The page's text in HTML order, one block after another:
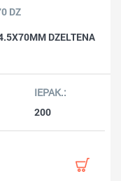
DZ
DZELTENA
200